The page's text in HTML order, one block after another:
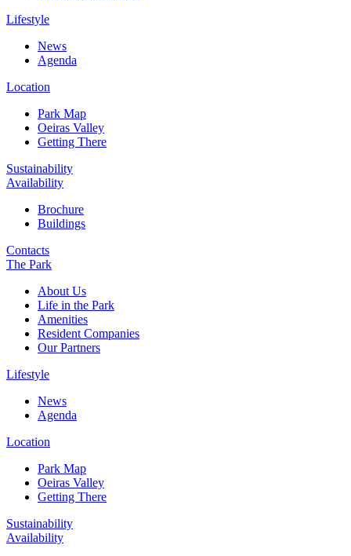
Lifestyle
News
Agenda
Location
Park Map
Oeiras Valley
Getting There
Sustainability
Availability
Brochure
Buildings
Contacts
The Park
About Us
Life in the Park
Amenities
Resident Companies
Our Partners
Lifestyle
News
Agenda
Location
Park Map
Oeiras Valley
Getting There
Sustainability
Availability